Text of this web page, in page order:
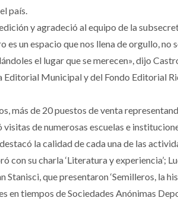
país.
y agradeció al equipo de la
es un espacio que nos llena de orgullo,
el lugar que se merecen», dijo
Editorial Municipal y del Fondo Editorial
más de 20 puestos de venta
de numerosas escuelas e
la calidad de cada una de las
con su charla ‘Literatura y experiencia’;
Stanisci, que presentaron ‘Semilleros, la
en tiempos de Sociedades Anónimas